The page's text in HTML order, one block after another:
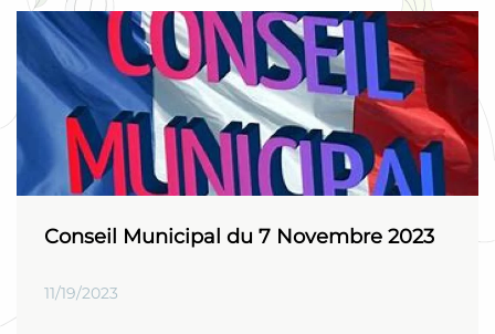
Conseil Municipal du 7 Novembre 2023
11/19/2023